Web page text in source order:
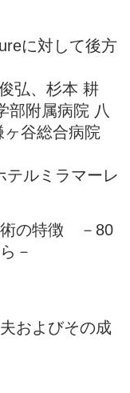
に対して後方
弘、杉本 耕
部附属病院 八
ヶ谷総合病院
テルミラマーレ
術の特徴 －80
－
およびその成